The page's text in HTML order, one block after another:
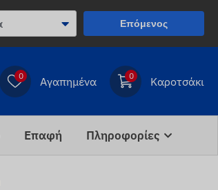
Επόμενος
0 Αγαπημένα 0 Καροτσάκι
Επαφή Πληροφορίες